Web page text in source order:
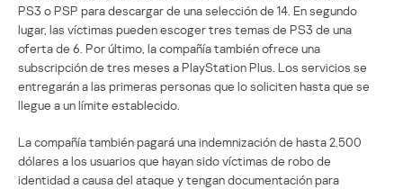
PS3 o PSP para descargar de una selección de 14. En segundo
lugar, las víctimas pueden escoger tres temas de PS3 de una
oferta de 6. Por último, la compañía también ofrece una
subscripción de tres meses a PlayStation Plus. Los servicios se
entregarán a las primeras personas que lo soliciten hasta que se
llegue a un límite establecido.
La compañía también pagará una indemnización de hasta 2.500
dólares a los usuarios que hayan sido víctimas de robo de
identidad a causa del ataque y tengan documentación para